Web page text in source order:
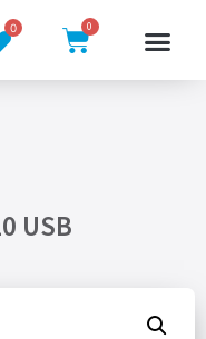
0 0
USB